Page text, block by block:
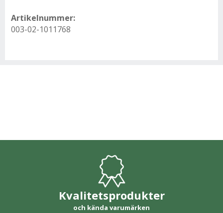
Artikelnummer:
003-02-1011768
Kvalitetsprodukter
och kända varumärken